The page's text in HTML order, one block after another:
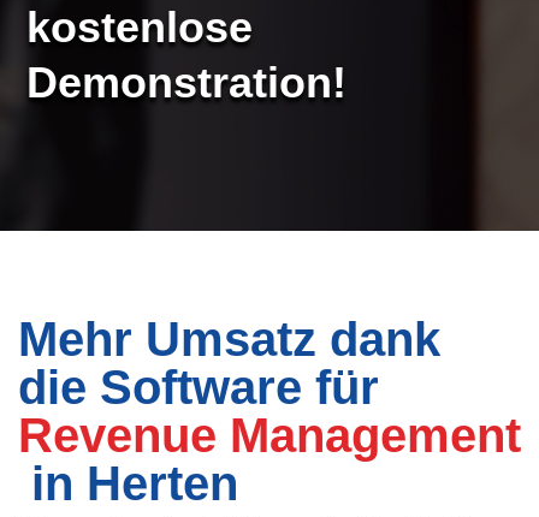
kostenlose
Demonstration!
Mehr Umsatz dank
die Software für
Revenue Management
in Herten